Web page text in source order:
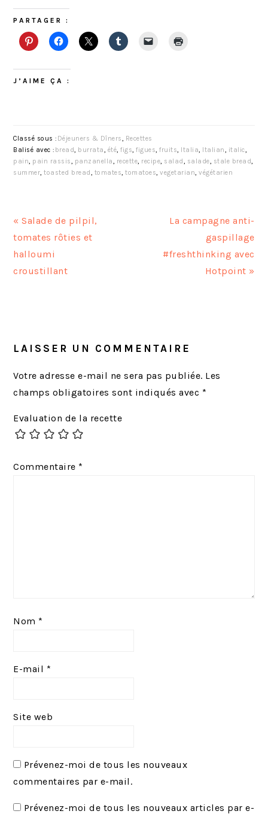
PARTAGER :
J’AIME ÇA :
Classé sous : Déjeuners & Dîners, Recettes
Balisé avec : bread, burrata, été,figs,figues,fruits, Italia, Italian, italic,
pain, pain rassis, panzanella, recette, recipe, salad, salade, stale bread,
summer,toasted bread, tomates,tomatoes,vegetarian,végétarien
A
r
t
i
r
é
d
e
t
« Salade de pilpil,
tomates rôties et
halloumi
croustillant
A
t
u
v
La campagne anti-
gaspillage
#freshthinking avec
Hotpoint »
LECTEUR
LAISSER UN COMMENTAIRE
Votre adresse e-mail ne sera pas publiée. Les
champs obligatoires sont indiqués avec *
Evaluation de la recette
Commentaire *
Nom *
E-mail *
Site web
Prévenez-moi de tous les nouveaux
commentaires par e-mail.
Prévenez-moi de tous les nouveaux articles par e-